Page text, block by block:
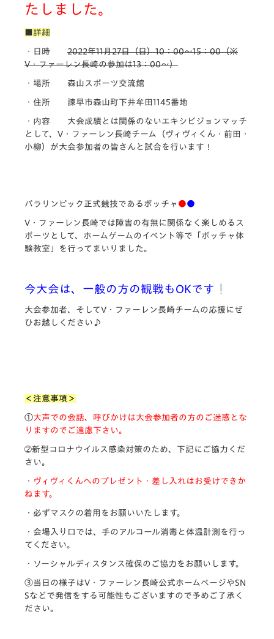
たしました。
■詳細
・日時 2022年11月27日（日）10：00～15：00（※
V・ファーレン長崎の参加は13：00～）
・場所 森山スポーツ交流館
・住所 諫早市森山町下井牟田1145番地
・内容 大会成績とは関係のないエキシビジョンマッチ
として、V・ファーレン長崎チーム（ヴィヴィくん・前田・
小柳）が大会参加者の皆さんと試合を行います！
パラリンピック正式競技であるボッチャ ●●
V・ファーレン長崎では障害の有無に関係なく楽しめるス
ポーツとして、ホームゲームのイベント等で「ボッチャ体
験教室」を行ってまいりました。
今大会は、一般の方の観戦もOKです
大会参加者、そしてV・ファーレン長崎チームの応援にぜ
ひお越しください♪
＜注意事項＞
①大声での会話、呼びかけは大会参加者の方のご迷惑とな
りますのでご遠慮下さい。
➁新型コロナウイルス感染対策のため、下記にご協力くだ
さい。
・ ヴィヴィくんへのプレゼント・差し入れはお受けできか
ねます。
・必ずマスクの着用をお願いいたします。
・会場入り口では、手のアルコール消毒と体温計測を行っ
てください。
・ソーシャルディスタンス確保のご協力をお願いします。
③当日の様子はV・ファーレン長崎公式ホームページやSN
Sなどで発信をする可能性もございますので予めご了承く
ださい。